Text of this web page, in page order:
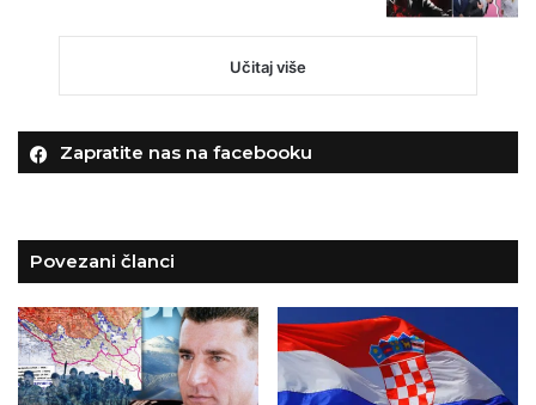
Učitaj više
Zapratite nas na facebooku
Povezani članci